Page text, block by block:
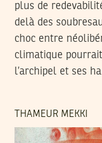
plus de
delà des
choc entre
climatique
l’archipel et ses
THAMEUR MEKKI